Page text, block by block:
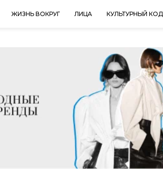
ЖИЗНЬ ВОКРУГ ЛИЦА КУЛЬТУРНЫЙ КОД